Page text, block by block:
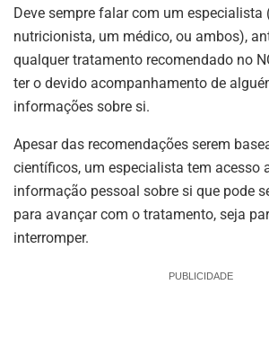
Deve sempre falar com um especialista
nutricionista, um médico, ou ambos),
qualquer tratamento recomendado no
ter o devido acompanhamento de
informações sobre si.
Apesar das recomendações serem
científicos, um especialista tem acesso
informação pessoal sobre si que pode
para avançar com o tratamento, seja
interromper.
PUBLICIDADE